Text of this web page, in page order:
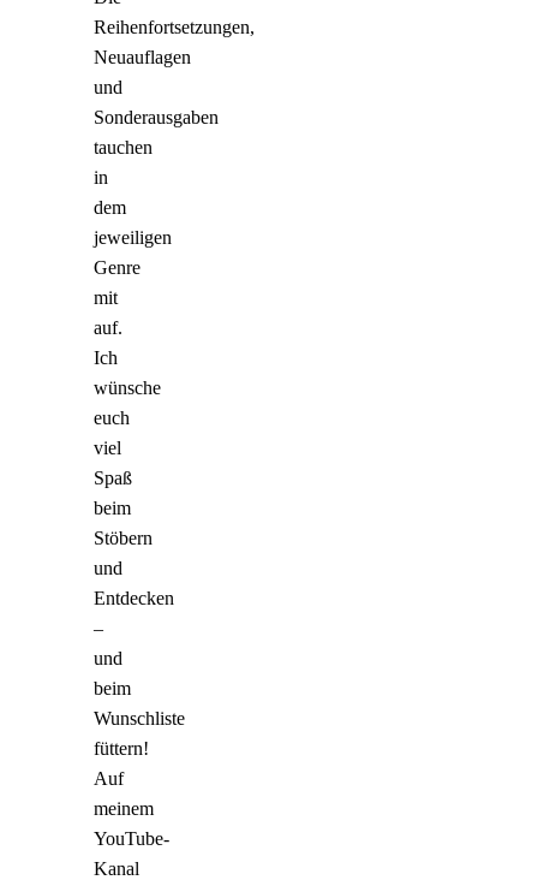
Reihenfortsetzungen,
Neuauflagen
und
Sonderausgaben
tauchen
in
dem
jeweiligen
Genre
mit
auf.
Ich
wünsche
euch
viel
Spaß
beim
Stöbern
und
Entdecken
–
und
beim
Wunschliste
füttern!
Auf
meinem
YouTube-
Kanal